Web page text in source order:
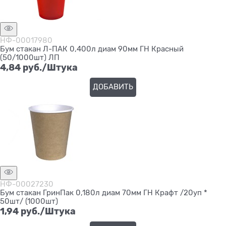
НФ-00017980
Бум стакан Л-ПАК 0,400л диам 90мм ГН Красный
(50/1000шт) ЛП
4,84 руб./Штука
ДОБАВИТЬ
НФ-00027230
Бум стакан ГринПак 0,180л диам 70мм ГН Крафт /20уп *
50шт/ (1000шт)
1,94 руб./Штука